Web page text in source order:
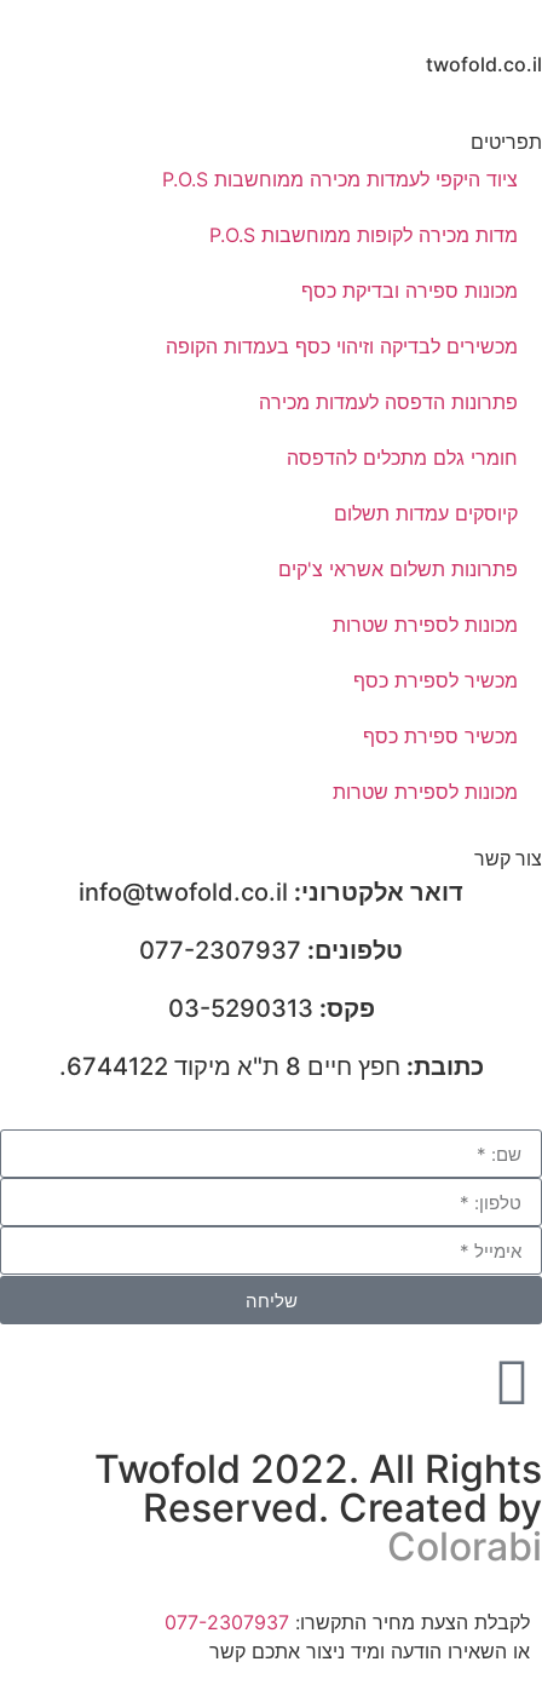
twofold.co.il
תפריטים
ציוד היקפי לעמדות מכירה ממוחשבות P.O.S
מדות מכירה לקופות ממוחשבות P.O.S
מכונות ספירה ובדיקת כסף
מכשירים לבדיקה וזיהוי כסף בעמדות הקופה
פתרונות הדפסה לעמדות מכירה
חומרי גלם מתכלים להדפסה
קיוסקים עמדות תשלום
פתרונות תשלום אשראי צ'קים
מכונות לספירת שטרות
מכשיר לספירת כסף
מכשיר ספירת כסף
מכונות לספירת שטרות
צור קשר
דואר אלקטרוני:
טלפונים:
פקס:
כתובת: חפץ חיים 8 ת"א מיקוד 6744122.
שליחה
Twofold 2022. All Rights
Reserved. Created by
Colorabi
לקבלת הצעת מחיר התקשרו: 077-2307937
או השאירו הודעה ומיד ניצור אתכם קשר